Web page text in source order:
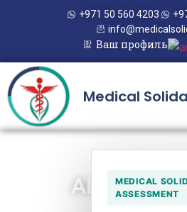
+971 50 560 4203
Ваш профиль
Medical
MEDICAL
ASSESSMENT
ALORF